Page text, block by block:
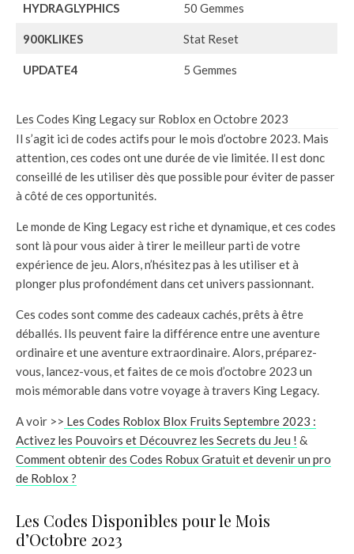
HYDRAGLYPHICS 50 Gemmes
900KLIKES Stat Reset
UPDATE4 5 Gemmes
Les Codes King Legacy sur Roblox en Octobre 2023
Il s’agit ici de codes actifs pour le mois d’octobre 2023. Mais
attention, ces codes ont une durée de vie limitée. Il est donc
conseillé de les utiliser dès que possible pour éviter de passer
à côté de ces opportunités.
Le monde de King Legacy est riche et dynamique, et ces codes
sont là pour vous aider à tirer le meilleur parti de votre
expérience de jeu. Alors, n’hésitez pas à les utiliser et à
plonger plus profondément dans cet univers passionnant.
Ces codes sont comme des cadeaux cachés, prêts à être
déballés. Ils peuvent faire la différence entre une aventure
ordinaire et une aventure extraordinaire. Alors, préparez-
vous, lancez-vous, et faites de ce mois d’octobre 2023 un
mois mémorable dans votre voyage à travers King Legacy.
A voir >> Les Codes Roblox Blox Fruits Septembre 2023 :
Activez les Pouvoirs et Découvrez les Secrets du Jeu ! &
Comment obtenir des Codes Robux Gratuit et devenir un pro
de Roblox ?
Les Codes Disponibles pour le Mois
d’Octobre 2023